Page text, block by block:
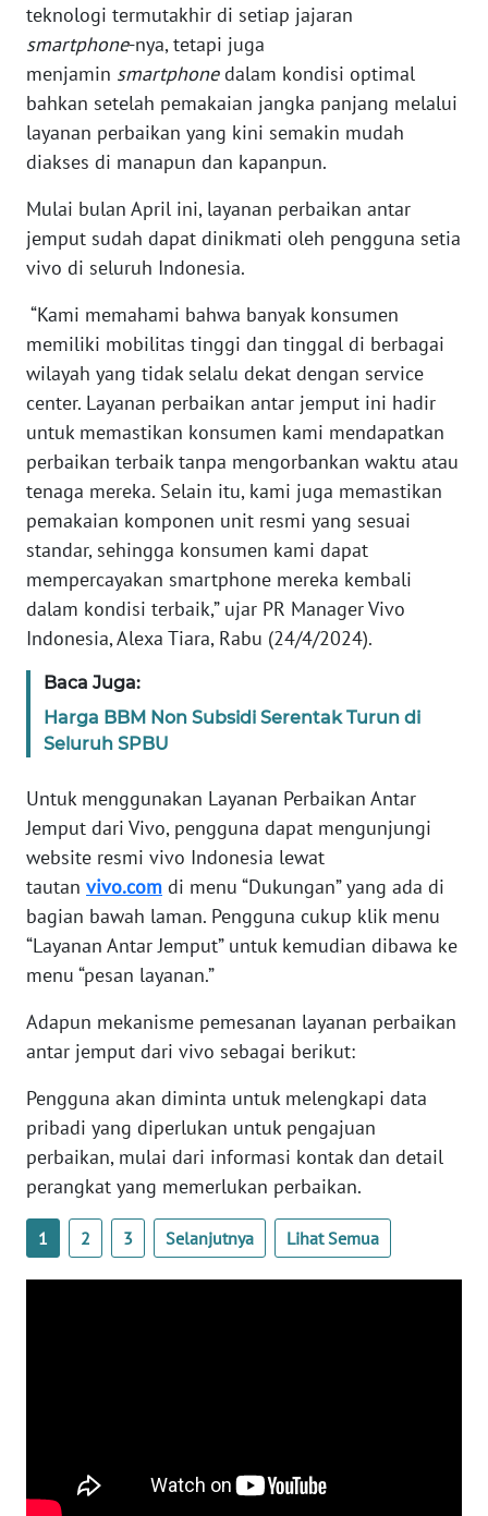
teknologi termutakhir di setiap jajaran
smartphone-nya, tetapi juga
menjamin smartphonedalam kondisi optimal
bahkan setelah pemakaian jangka panjang melalui
layanan perbaikan yang kini semakin mudah
diakses di manapun dan kapanpun.
Mulai bulan April ini, layanan perbaikan antar
jemput sudah dapat dinikmati oleh pengguna setia
vivo di seluruh Indonesia.
“Kami memahami bahwa banyak konsumen
memiliki mobilitas tinggi dan tinggal di berbagai
wilayah yang tidak selalu dekat dengan service
center. Layanan perbaikan antar jemput ini hadir
untuk memastikan konsumen kami mendapatkan
perbaikan terbaik tanpa mengorbankan waktu atau
tenaga mereka. Selain itu, kami juga memastikan
pemakaian komponen unit resmi yang sesuai
standar, sehingga konsumen kami dapat
mempercayakan smartphone mereka kembali
dalam kondisi terbaik,” ujar PR Manager Vivo
Indonesia, Alexa Tiara, Rabu (24/4/2024).
Baca Juga:
Harga BBM Non Subsidi Serentak Turun di
Seluruh SPBU
Untuk menggunakan Layanan Perbaikan Antar
Jemput dari Vivo, pengguna dapat mengunjungi
website resmi vivo Indonesia lewat
tautan vivo.com di menu “Dukungan” yang ada di
bagian bawah laman. Pengguna cukup klik menu
“Layanan Antar Jemput” untuk kemudian dibawa ke
menu “pesan layanan.”
Adapun mekanisme pemesanan layanan perbaikan
antar jemput dari vivo sebagai berikut:
Pengguna akan diminta untuk melengkapi data
pribadi yang diperlukan untuk pengajuan
perbaikan, mulai dari informasi kontak dan detail
perangkat yang memerlukan perbaikan.
1 2 3 Selanjutnya Lihat Semua
RIAU
WN
SERAMBI
JAMBI
WN
WN
NTB
WN
SULTENG
WN
SULBAR
BABEL
WN
WN
BENGKULU
WN
LAMPUNG
JATENG
NUSANTARA
WN
JOGJA
WN
KALTENG